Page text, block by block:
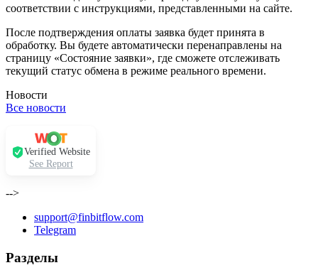
соответствии с инструкциями, представленными на сайте.
После подтверждения оплаты заявка будет принята в
обработку. Вы будете автоматически перенаправлены на
страницу «Состояние заявки», где сможете отслеживать
текущий статус обмена в режиме реального времени.
Новости
Все новости
Verified Website
See Report
-->
support@finbitflow.com
Telegram
Разделы